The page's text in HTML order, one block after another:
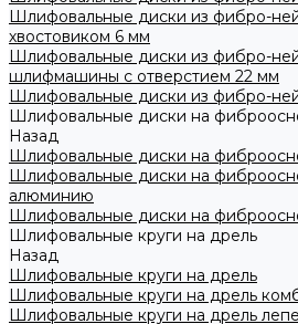
Шлифовальные диски из фибро-
хвостовиком 6 мм
Шлифовальные диски из фибро-
шлифмашины с отверстием 22 мм
Шлифовальные диски из фибро-
Шлифовальные диски на
Назад
Шлифовальные диски на
Шлифовальные диски на
алюминию
Шлифовальные диски на
Шлифовальные круги на дрель
Назад
Шлифовальные круги на дрель
Шлифовальные круги на дрель
Шлифовальные круги на дрель